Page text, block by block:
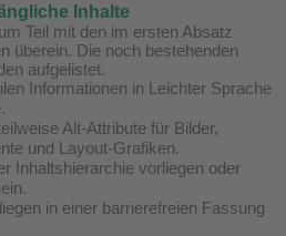
Inhalte
Teil mit den im ersten Absatz
überein. Die noch bestehenden
aufgelistet.
Informationen in Leichter Sprache
Alt-Attribute für Bilder,
und Layout-Grafiken.
Inhaltshierarchie vorliegen oder
in einer barrierefreien Fassung